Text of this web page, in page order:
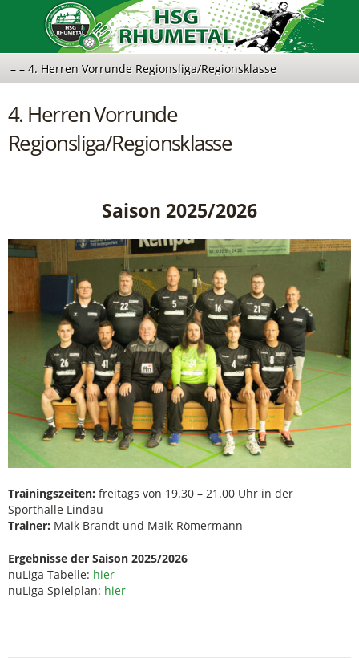
4. Herren Vorrunde
Regionsliga/Regionsklasse
Saison 2025/2026
Trainingszeiten: freitags von 19.30 – 21.00 Uhr in der
Sporthalle Lindau
Trainer: Maik Brandt und Maik Römermann
Ergebnisse der Saison 2025/2026
nuLiga Tabelle: hier
nuLiga Spielplan: hier